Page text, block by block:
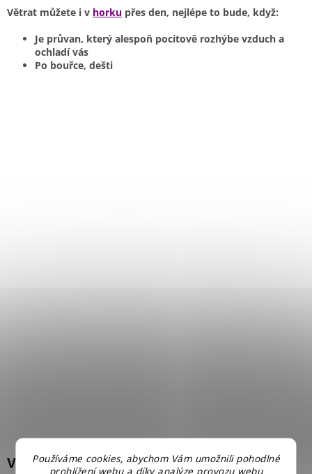
Používáme cookies, abychom Vám umožnili pohodlné
prohlížení webu a díky analýze provozu webu
Větrat můžete i v horku přes den, nejlépe to bude, když:
Je průvan, který alespoň pocitově rozhýbe vzduch a
ochladí vás
Po bouřce, dešti
Větrání záleží i na tom, co doma děláte